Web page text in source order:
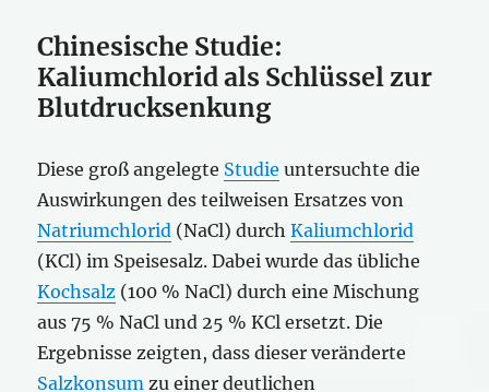
Chinesische Studie:
Kaliumchlorid als Schlüssel zur
Blutdrucksenkung
Diese groß angelegte Studie untersuchte die
Auswirkungen des teilweisen Ersatzes von
Natriumchlorid (NaCl) durchKaliumchlorid
(KCl) im Speisesalz. Dabei wurde das übliche
Kochsalz (100 % NaCl) durch eine Mischung
aus 75 % NaCl und 25 % KCl ersetzt. Die
Ergebnisse zeigten, dass dieser veränderte
Salzkonsum zu einer deutlichen